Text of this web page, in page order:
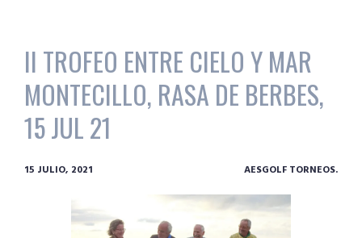
II TROFEO ENTRE CIELO Y MAR
MONTECILLO, RASA DE BERBES,
15 JUL 21
15 JULIO, 2021 AESGOLF TORNEOS.